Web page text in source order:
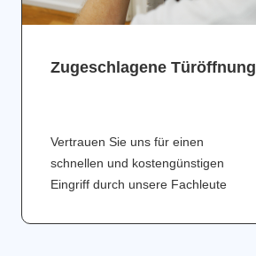
Zugeschlagene Türöffnung
Vertrauen Sie uns für einen
schnellen und kostengünstigen
Eingriff durch unsere Fachleute